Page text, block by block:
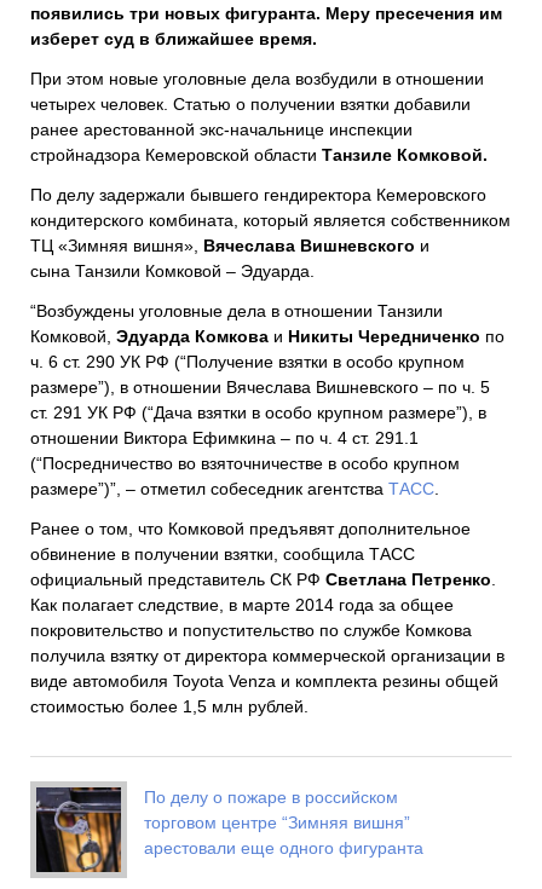
появились три новых фигуранта. Меру пресечения им
изберет суд в ближайшее время.
При этом новые уголовные дела возбудили в отношении
четырех человек. Статью о получении взятки добавили
ранее арестованной экс-начальнице инспекции
стройнадзора Кемеровской области Танзиле Комковой.
По делу задержали бывшего гендиректора Кемеровского
кондитерского комбината, который является собственником
ТЦ «Зимняя вишня», Вячеслава Вишневского и
сына Танзили Комковой – Эдуарда.
“Возбуждены уголовные дела в отношении Танзили
Комковой, Эдуарда Комкова и Никиты Чередниченко по
ч. 6 ст. 290 УК РФ (“Получение взятки в особо крупном
размере”), в отношении Вячеслава Вишневского – по ч. 5
ст. 291 УК РФ (“Дача взятки в особо крупном размере”), в
отношении Виктора Ефимкина – по ч. 4 ст. 291.1
(“Посредничество во взяточничестве в особо крупном
размере”)”, – отметил собеседник агентства ТАСС.
Ранее о том, что Комковой предъявят дополнительное
обвинение в получении взятки, сообщила ТАСС
официальный представитель СК РФ Светлана Петренко.
Как полагает следствие, в марте 2014 года за общее
покровительство и попустительство по службе Комкова
получила взятку от директора коммерческой организации в
виде автомобиля Toyota Venza и комплекта резины общей
стоимостью более 1,5 млн рублей.
По делу о пожаре в российском
торговом центре “Зимняя вишня”
арестовали еще одного фигуранта